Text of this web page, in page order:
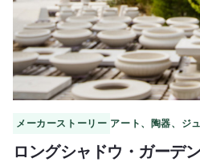
メーカーストーリー アート、陶器、ジ
ロングシャドウ・ガーデン